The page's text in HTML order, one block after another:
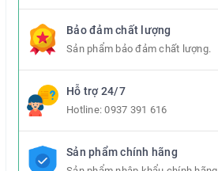
Bảo đảm chất lượng
Sản phẩm bảo đảm chất lượng.
Hỗ trợ 24/7
Hotline:0937 391 616
Sản phẩm chính hãng